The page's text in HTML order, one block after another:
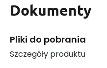
Dokumenty
Pliki do pobrania
Szczegóły produktu